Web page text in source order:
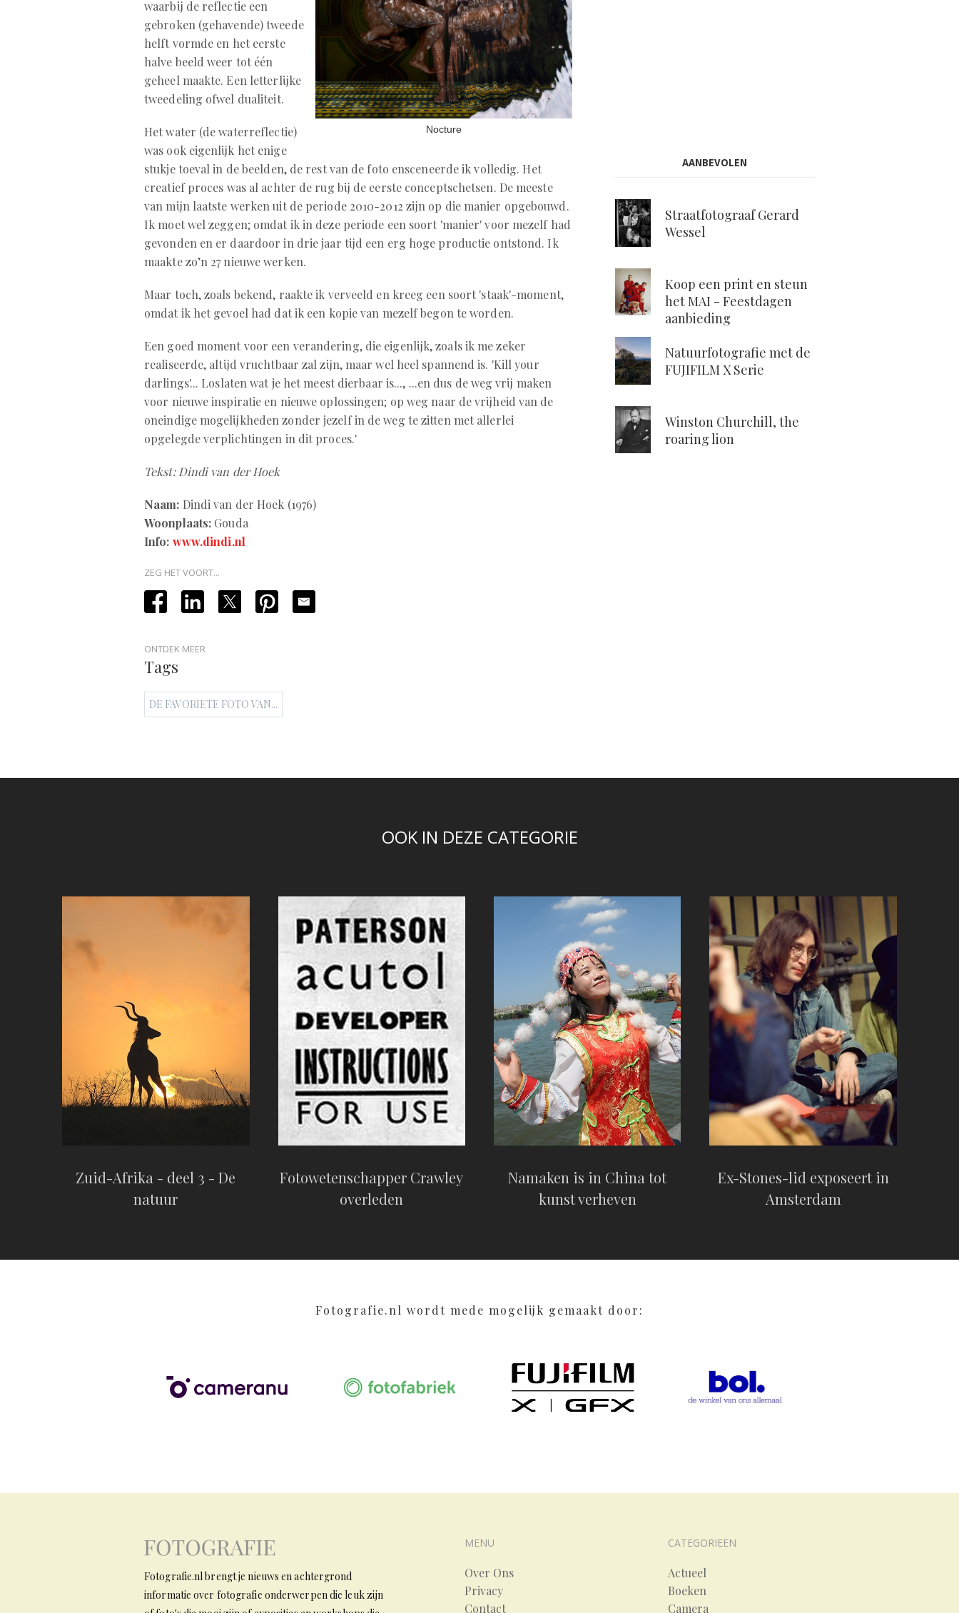
Nocture
waarbij de reflectie een
gebroken (gehavende) tweede
helft vormde en het eerste
halve beeld weer tot één
geheel maakte. Een letterlijke
tweedeling ofwel dualiteit.
Het water (de waterreflectie)
was ook eigenlijk het enige
stukje toeval in de beelden, de rest van de foto ensceneerde ik volledig. Het
creatief proces was al achter de rug bij de eerste conceptschetsen. De meeste
van mijn laatste werken uit de periode 2010-2012 zijn op die manier opgebouwd.
Ik moet wel zeggen; omdat ik in deze periode een soort 'manier' voor mezelf had
gevonden en er daardoor in drie jaar tijd een erg hoge productie ontstond. Ik
maakte zo’n 27 nieuwe werken.
Maar toch, zoals bekend, raakte ik verveeld en kreeg een soort 'staak'-moment,
omdat ik het gevoel had dat ik een kopie van mezelf begon te worden.
Een goed moment voor een verandering, die eigenlijk, zoals ik me zeker
realiseerde, altijd vruchtbaar zal zijn, maar wel heel spannend is. 'Kill your
darlings'... Loslaten wat je het meest dierbaar is..., ...en dus de weg vrij maken
voor nieuwe inspiratie en nieuwe oplossingen; op weg naar de vrijheid van de
oneindige mogelijkheden zonder jezelf in de weg te zitten met allerlei
opgelegde verplichtingen in dit proces.'
Tekst: Dindi van der Hoek
Naam: Dindi van der Hoek (1976)
Woonplaats: Gouda
Info: www.dindi.nl
ZEG HET VOORT...
ONTDEK MEER
Tags
DE FAVORIETE FOTO VAN...
AANBEVOLEN
Straatfotograaf Gerard
Wessel
Koop een print en steun
het MAI - Feestdagen
aanbieding
Natuurfotografie met de
FUJIFILM X Serie
Winston Churchill, the
roaring lion
OOK IN DEZE CATEGORIE
Zuid-Afrika - deel 3 - De
natuur
Fotowetenschapper Crawley
overleden
Namaken is in China tot
kunst verheven
Ex-Stones-lid exposeert in
Amsterdam
Fotografie.nl wordt mede mogelijk gemaakt door:
Fotografie.nl brengt je nieuws en achtergrond
informatie over fotografie onderwerpen die leuk zijn
MENU
Over Ons
Privacy
Contact
CATEGORIEEN
Actueel
Boeken
Camera